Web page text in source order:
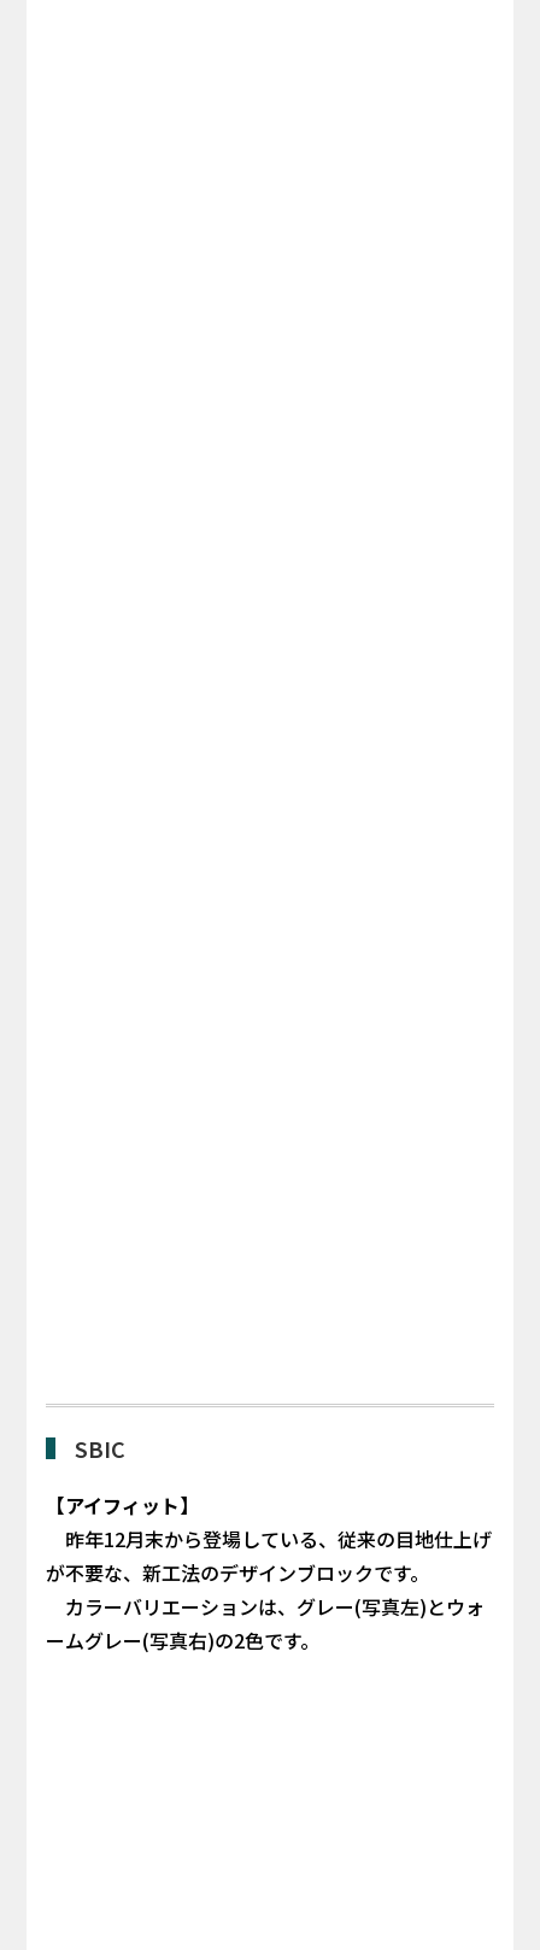
SBIC
【アイフィット】
昨年12月末から登場している、従来の目地仕上げ
が不要な、新工法のデザインブロックです。
カラーバリエーションは、グレー(写真左)とウォ
ームグレー(写真右)の2色です。